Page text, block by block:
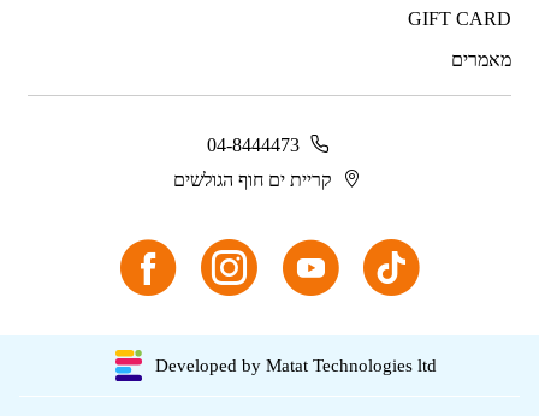
GIFT CARD
מאמרים
04-8444473
קריית ים חוף הגולשים
Developed by Matat Technologies ltd